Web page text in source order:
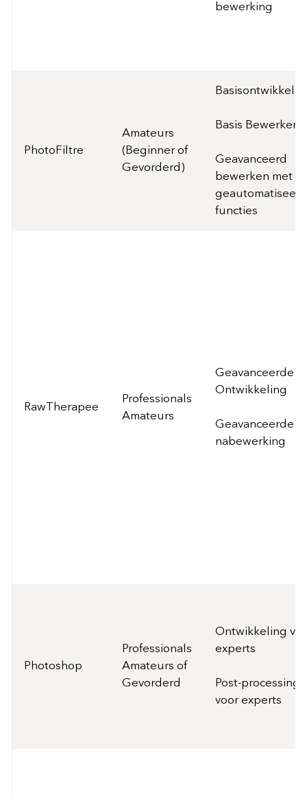
bewerking
PhotoFiltre
Amateurs
(Beginner of
Gevorderd)
Basis Bewerken
Geavanceerd
bewerken met
functies
RawTherapee
Professionals
Amateurs
Geavanceerde
Ontwikkeling
Geavanceerde
nabewerking
Photoshop
Professionals
Amateurs of
Gevorderd
Ontwikkeling
experts
Post-processing
voor experts